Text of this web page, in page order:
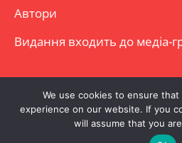
Автори
Видання входить до медіа-
Copyright © Повне
заборонено. Частково
We use cookies to ensure
experience on our website. If you
will assume that you